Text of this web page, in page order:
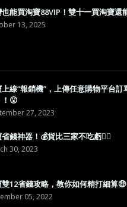
也能買淘寶88VIP！雙十一買淘寶還
13, 2025
線“報銷機”，上傳任意購物平台訂
😮
27, 2023
錢神器！💰貨比三家不吃虧👍🏼
30, 2023
12省錢攻略，教你如何精打細算🤑
05, 2022